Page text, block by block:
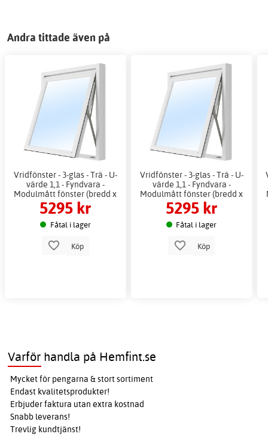
Andra tittade även på
Vridfönster - 3-glas - Trä - U-
värde 1,1 - Fyndvara -
Modulmått fönster (bredd x
höjd i dm): 14x7
5295 kr
Fåtal i lager
Köp
Vridfönster - 3-glas - Trä - U-
värde 1,1 - Fyndvara -
Modulmått fönster (bredd x
höjd i dm): 11x14
5295 kr
Fåtal i lager
Köp
Varför handla på Hemfint.se
Mycket för pengarna & stort sortiment
Endast kvalitetsprodukter!
Erbjuder faktura utan extra kostnad
Snabb leverans!
Trevlig kundtjänst!